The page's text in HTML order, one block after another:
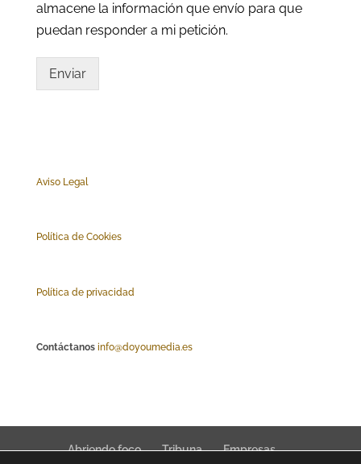
almacene la información que envío para que
puedan responder a mi petición.
Enviar
Aviso Legal
Política de Cookies
Política de privacidad
Contáctanos info@doyoumedia.es
Abriendo foco Tribuna Empresas